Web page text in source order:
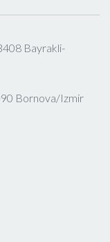
Bayrakli-
Bornova/Izmir